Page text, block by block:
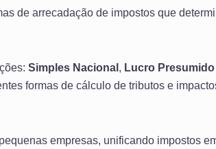
de arrecadação de impostos que
Simples Nacional , Lucro Presumido
formas de cálculo de tributos e
empresas, unificando impostos